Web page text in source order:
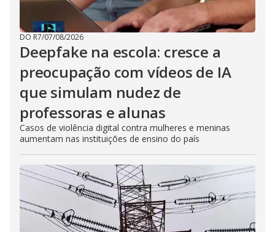
DO R7/07/08/2026
Deepfake na escola: cresce a
preocupação com vídeos de IA
que simulam nudez de
professoras e alunas
Casos de violência digital contra mulheres e meninas
aumentam nas instituições de ensino do país